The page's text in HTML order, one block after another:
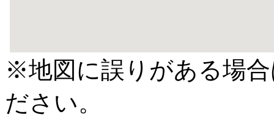
※地図に誤りがある場
ださい。